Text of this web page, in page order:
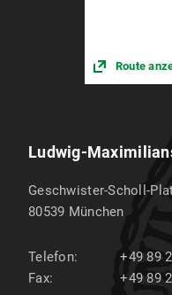
Route
Ludwig-
Geschwister-Scholl-
80539 München
Telefon:
+49 89
Fax:
+49 89